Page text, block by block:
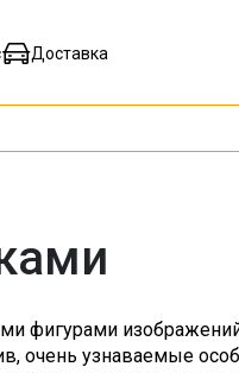
Доставка
фигурами
очень узнаваемые